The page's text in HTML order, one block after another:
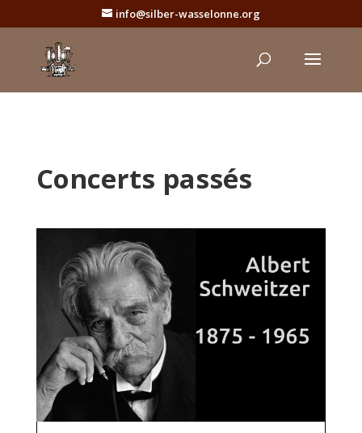
info@silber-wasselonne.org
Concerts passés